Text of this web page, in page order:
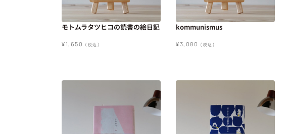
モトムラタツヒコの読書の絵日記
¥1,650 (税込)
kommunismus
¥3,080 (税込)